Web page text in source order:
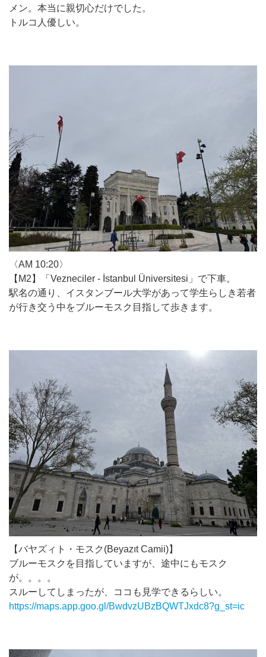
メン。本当に親切心だけでした。
トルコ人優しい。
〈AM 10:20〉
【M2】「Vezneciler - İstanbul Üniversitesi」で下車。
駅名の通り、イスタンブール大学があって学生らしき若者
が行き交う中をブルーモスク目指して歩きます。
【バヤズィト・モスク(Beyazıt Camii)】
ブルーモスクを目指していますが、途中にもモスク
が。。。。
スルーしてしまったが、ココも見学できるらしい。
https://maps.app.goo.gl/BwdvzUBzBQWTJxdc8?g_st=ic